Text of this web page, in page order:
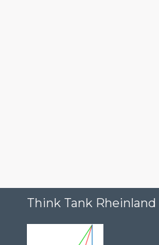
Think Tank Rheinland